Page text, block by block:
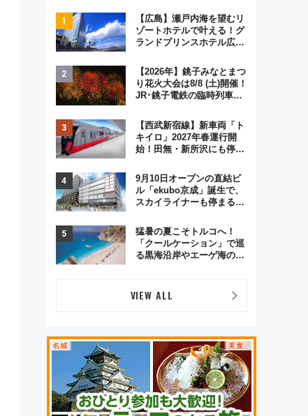
【広島】瀬戸内海を望むリ
ゾートホテルで叶える！グ
ランドプリンスホテル広島
ジュアルパーティープラン
【2026年】銚子みなとまつ
り花火大会は8/8 (土)開催！
JR･銚子電鉄の臨時列車や
く8,000発の大迫力＆屋台
を満喫
【西武新宿線】新車両「ト
キイロ」2027年春運行開
始！田無・新所沢にも停
弾」も
9月10日オープンの直結ビ
ル「ekubo京成」誕生で、
スカイライナーも停まる巨
変わる？ 全テナント情報も
公開！
猛暑の夏こそトルコへ！
「クールケーション」で巡
る黒海沿岸やエーゲ海の避
オも認める『2026年に訪れ
るべき世界の旅先』
VIEW ALL